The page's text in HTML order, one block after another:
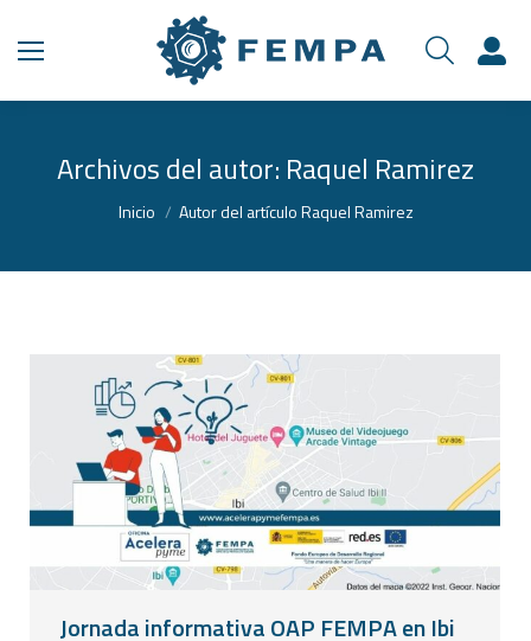
Archivos del autor: Raquel Ramirez
Estás aquí:
Inicio Autor del artículo Raquel Ramirez
Jornada informativa OAP FEMPA en Ibi